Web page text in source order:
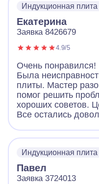
Индукционная
Екатерина
Заявка 8426679
4.9/5
Очень понравился!
Была
плиты. Мастер
помог решить
хороших советов.
Все остались
Индукционная
Павел
Заявка 3724013